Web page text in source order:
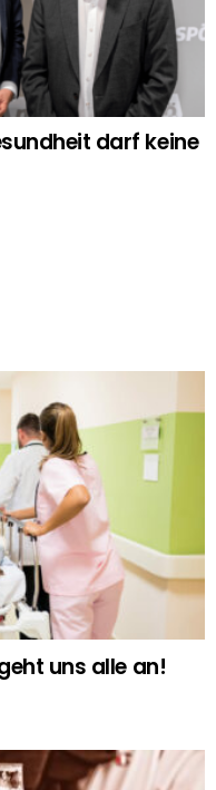
darf keine
uns alle an!